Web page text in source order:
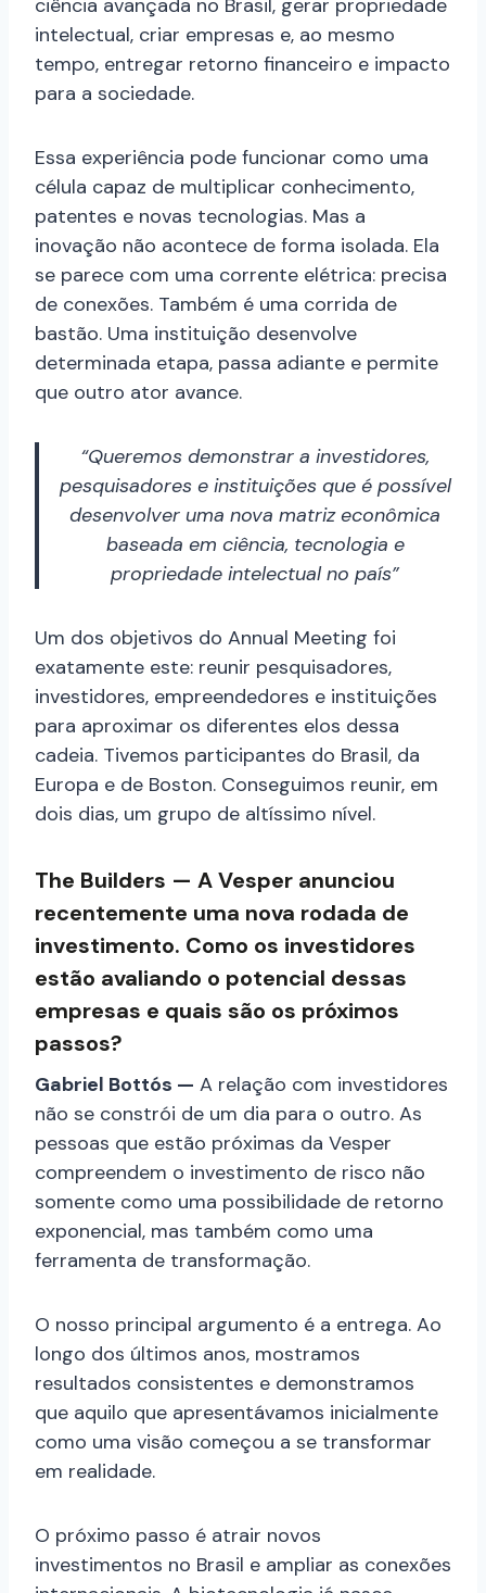
intelectual, criar empresas e, ao mesmo
tempo, entregar retorno financeiro e impacto
para a sociedade.
Essa experiência pode funcionar como uma
célula capaz de multiplicar conhecimento,
patentes e novas tecnologias. Mas a
inovação não acontece de forma isolada. Ela
se parece com uma corrente elétrica: precisa
de conexões. Também é uma corrida de
bastão. Uma instituição desenvolve
determinada etapa, passa adiante e permite
que outro ator avance.
“Queremos demonstrar a investidores,
pesquisadores e instituições que é possível
desenvolver uma nova matriz econômica
baseada em ciência, tecnologia e
propriedade intelectual no país”
Um dos objetivos do Annual Meeting foi
exatamente este: reunir pesquisadores,
investidores, empreendedores e instituições
para aproximar os diferentes elos dessa
cadeia. Tivemos participantes do Brasil, da
Europa e de Boston. Conseguimos reunir, em
dois dias, um grupo de altíssimo nível.
The Builders — A Vesper anunciou
recentemente uma nova rodada de
investimento. Como os investidores
estão avaliando o potencial dessas
empresas e quais são os próximos
passos?
Gabriel Bottós — A relação com investidores
não se constrói de um dia para o outro. As
pessoas que estão próximas da Vesper
compreendem o investimento de risco não
somente como uma possibilidade de retorno
exponencial, mas também como uma
ferramenta de transformação.
O nosso principal argumento é a entrega. Ao
longo dos últimos anos, mostramos
resultados consistentes e demonstramos
que aquilo que apresentávamos inicialmente
como uma visão começou a se transformar
em realidade.
O próximo passo é atrair novos
investimentos no Brasil e ampliar as conexões